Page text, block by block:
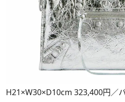
H21×W30×D10cm 323,400円／